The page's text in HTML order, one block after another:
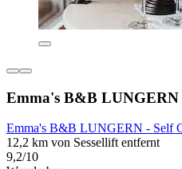
Emma's B&B LUNGERN
Emma's B&B LUNGERN - Self
12,2 km von Sessellift entfernt
9,2/10